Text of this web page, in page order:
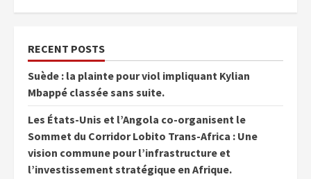
RECENT POSTS
Suède : la plainte pour viol impliquant Kylian
Mbappé classée sans suite.
Les États-Unis et l’Angola co-organisent le
Sommet du Corridor Lobito Trans-Africa : Une
vision commune pour l’infrastructure et
l’investissement stratégique en Afrique.